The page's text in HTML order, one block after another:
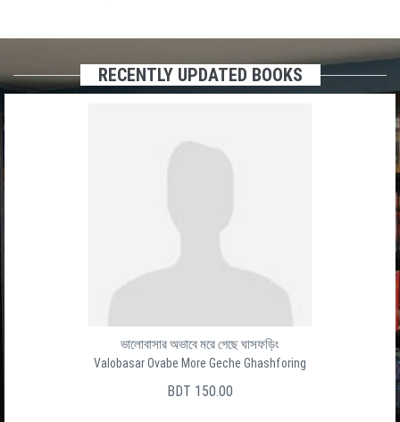
RECENTLY UPDATED BOOKS
ভালোবাসার অভাবে মরে গেছে ঘাসফড়িং
Valobasar Ovabe More Geche Ghashforing
BDT 150.00